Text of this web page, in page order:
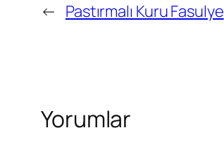
← Pastırmalı Kuru Fasulye
Yorumlar